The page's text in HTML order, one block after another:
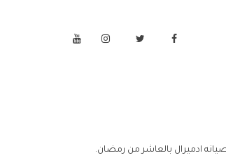
ادميرال بالعاشر من رمضان.